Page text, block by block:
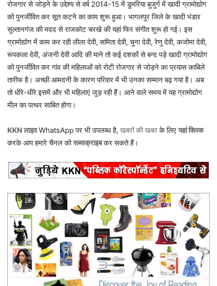
रोजगार से जोड़ने के उद्देश्य से वर्ष 2014-15 में डुमरिया बुजुर्ग में खादी ग्रामोद्योग
को पुनर्जीवित कर सूत कटने का काम शुरू हुआ। भागलपुर जिले के खादी भंडार
सुल्तानगंज की मदद से राजकोट चरखे की यहां फिर संगीत शुरू हो गई। इस
ग्रामोद्योग में काम कर रही लीला देवी, समिता देवी, चुना देवी, रेणु देवी, कजोमा देवी,
रूपकला देवी, अंजनी देवी आदि की माने तो कई दशकों से बन्द पड़े खादी ग्रामोद्योग
को पुनर्जीवित कर गांव की महिलाओं को रोटी रोजगार से जोड़ने का प्रयास काबिले
तारीफ है। अच्छी आमदनी के कारण परिवार में भी उनका सम्मान बढ़ गया है। अब
तो धीरे-धीरे इसमें और भी महिलाएं जुड़ रही हैं। आने वाले समय में यह ग्रामोद्योग
मील का पत्थर साबित होगा।
KKN लाइवWhatsApp पर भी उपलब्ध है, खबरों की खबरके लिए यहां क्लिक
करके आप हमारे चैनल कोसब्सक्राइबकर सकते हैं।